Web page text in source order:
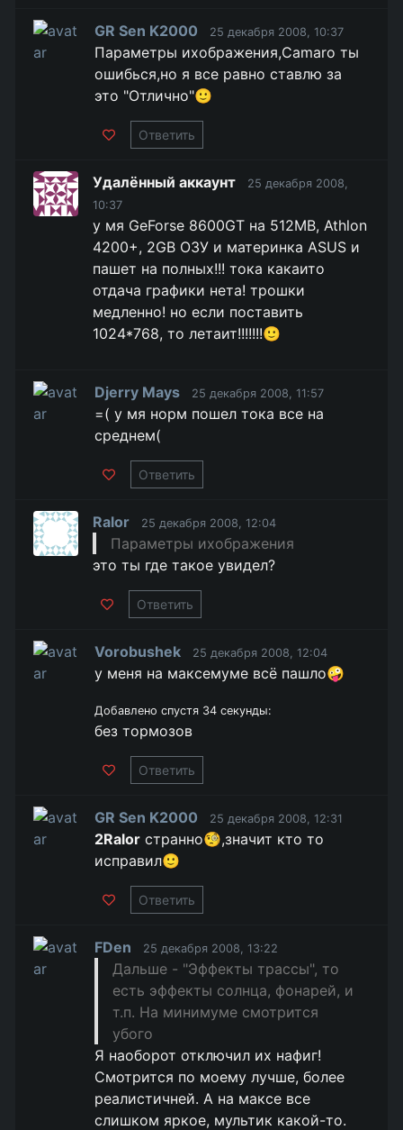
GR Sen K2000 25 декабря 2008, 10:37
Параметры ихображения,Camaro ты
ошибься,но я все равно ставлю за
это "Отлично"🙂
Ответить
Удалённый аккаунт
25 декабря 2008,
10:37
у мя GeForse 8600GT на 512MB, Athlon
4200+, 2GB ОЗУ и материнка ASUS и
пашет на полных!!! тока какаито
отдача графики нета! трошки
медленно! но если поставить
1024*768, то летаит!!!!!!!🙂
Djerry Mays 25 декабря 2008, 11:57
=( у мя норм пошел тока все на
среднем(
Ответить
Ralor 25 декабря 2008, 12:04
Параметры ихображения
это ты где такое увидел?
Ответить
Vorobushek 25 декабря 2008, 12:04
у меня на максемуме всё пашло🤪
Добавлено спустя 34 секунды:
без тормозов
Ответить
GR Sen K2000 25 декабря 2008, 12:31
2Ralor странно🧐,значит кто то
исправил🙂
Ответить
FDen 25 декабря 2008, 13:22
Дальше - "Эффекты трассы", то
есть эффекты солнца, фонарей, и
т.п. На минимуме смотрится
убого
Я наоборот отключил их нафиг!
Смотрится по моему лучше, более
реалистичней. А на максе все
слишком яркое, мультик какой-то.